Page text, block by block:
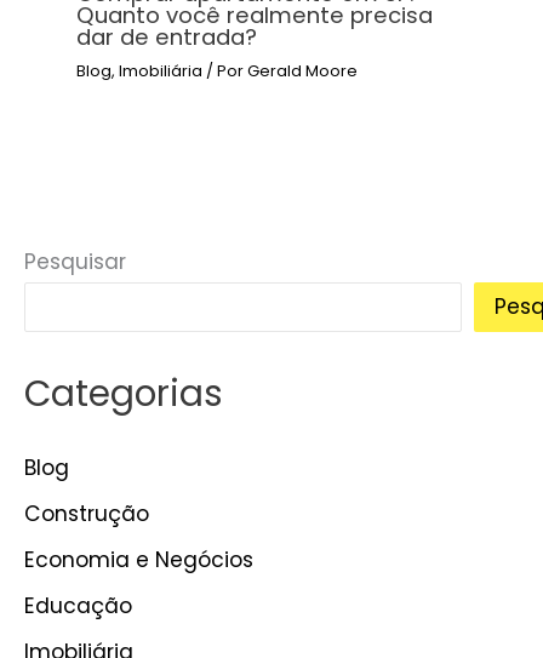
Quanto você realmente precisa
dar de entrada?
Blog,Imobiliária / PorGerald Moore
Pesquisar
Categorias
Blog
Construção
Economia e Negócios
Educação